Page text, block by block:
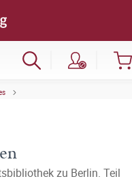
zu Berlin. Teil